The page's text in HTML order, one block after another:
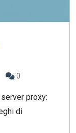
0
proxy:
di